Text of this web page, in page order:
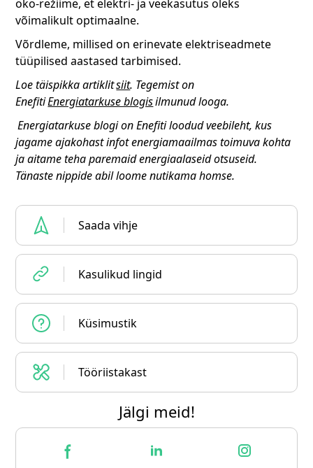
öko-režiime, et elektri- ja veekasutus oleks
võimalikult optimaalne.
Võrdleme, millised on erinevate elektriseadmete
tüüpilised aastased tarbimised.
Loe täispikka artiklitsiit. Tegemist on
EnefitiEnergiatarkuse blogisilmunud looga.
Energiatarkuse blogi on Enefiti loodud veebileht, kus
jagame ajakohast infot energiamaailmas toimuva kohta
ja aitame teha paremaid energiaalaseid otsuseid.
Tänaste nippide abil loome nutikama homse.
Saada vihje
Kasulikud lingid
Küsimustik
Tööriistakast
Jälgi meid!